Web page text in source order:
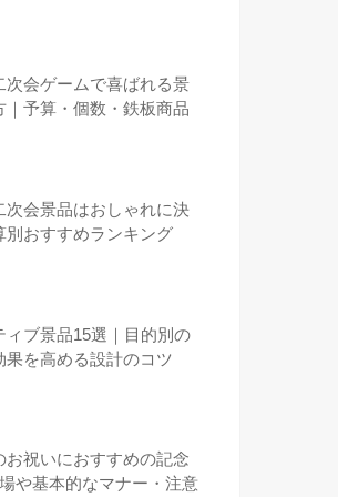
次会ゲームで喜ばれる景
｜予算・個数・鉄板商品
次会景品はおしゃれに決
別おすすめランキング
ィブ景品15選｜目的別の
果を高める設計のコツ
お祝いにおすすめの記念
や基本的なマナー・注意